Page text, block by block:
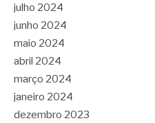
julho 2024
junho 2024
maio 2024
abril 2024
março 2024
janeiro 2024
dezembro 2023